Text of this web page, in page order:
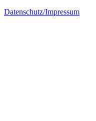
Datenschutz/Impressum